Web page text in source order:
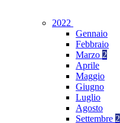
2022
Gennaio
Febbraio
Marzo 2
Aprile
Maggio
Giugno
Luglio
Agosto
Settembre 2